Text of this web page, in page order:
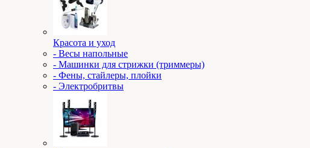
Красота и уход
- Весы напольные
- Машинки для стрижки (триммеры)
- Фены, стайлеры, плойки
- Электробритвы